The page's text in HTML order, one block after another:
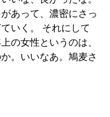
あって、濃密にさっ
いく。 それにして
の女性というのは、
。いいなあ。鳩麦さ